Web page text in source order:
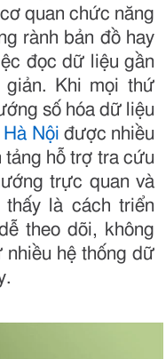
quan chức năng
rành bản đồ hay
đọc dữ liệu gần
giản. Khi mọi thứ
số hóa dữ liệu
Nội được nhiều
hỗ trợ tra cứu
trực quan và
là cách triển
theo dõi, không
hệ thống dữ